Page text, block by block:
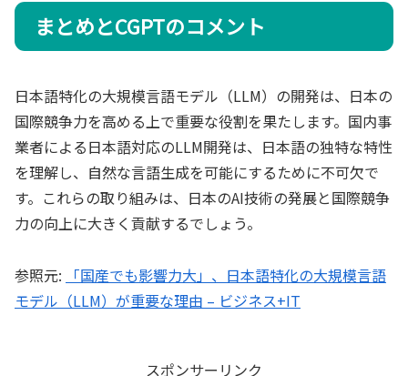
まとめとCGPTのコメント
日本語特化の大規模言語モデル（LLM）の開発は、日本の
国際競争力を高める上で重要な役割を果たします。国内事
業者による日本語対応のLLM開発は、日本語の独特な特性
を理解し、自然な言語生成を可能にするために不可欠で
す。これらの取り組みは、日本のAI技術の発展と国際競争
力の向上に大きく貢献するでしょう。
参照元:
「国産でも影響力大」、日本語特化の大規模言語
モデル（LLM）が重要な理由 – ビジネス+IT
スポンサーリンク